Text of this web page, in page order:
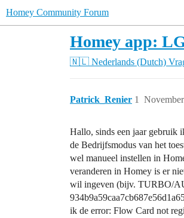
Homey Community Forum
Homey app:
🇳🇱 Nederlands (Dutch)
Patrick_Renier 1
Hallo, sinds een jaar gebruik
de Bedrijfsmodus van het
wel manueel instellen in
veranderen in Homey is er
wil ingeven (bijv. TURBO/
ik de error: Flow Card not